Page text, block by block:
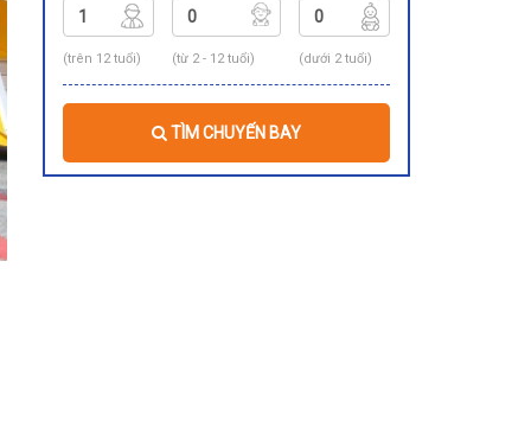
(trên 12 tuổi) (từ 2 - 12 tuổi) (dưới 2 tuổi)
TÌM CHUYẾN BAY